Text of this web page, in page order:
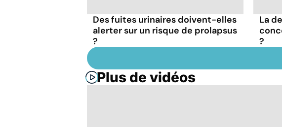
Des fuites urinaires doivent-elles
alerter sur un risque de prolapsus
?
La
?
Plus de vidéos